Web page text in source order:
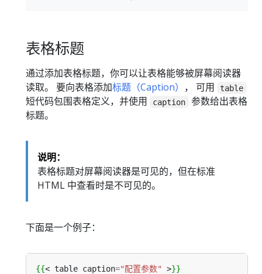
表格标题
通过添加表格标题，你可以让表格能够被屏幕阅读器
读取。 要向表格添加标题（Caption） ， 可用 table
短代码包围表格定义，并使用 caption
参数给出表格
标题。
说明：
表格标题对屏幕阅读器是可见的，但在标准
HTML 中查看时是不可见的。
下面是一个例子：
{{< table caption="配置参数" >}}